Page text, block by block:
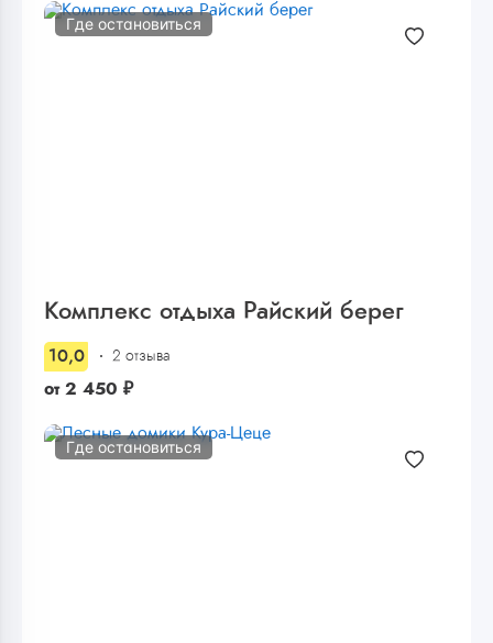
Где остановиться
Комплекс отдыха Райский берег
10,0 2 отзыва
от 2 450 ₽
Где остановиться